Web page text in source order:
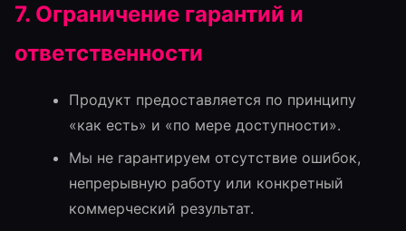
7. Ограничение гарантий и
ответственности
Продукт предоставляется по принципу
«как есть» и «по мере доступности».
Мы не гарантируем отсутствие ошибок,
непрерывную работу или конкретный
коммерческий результат.